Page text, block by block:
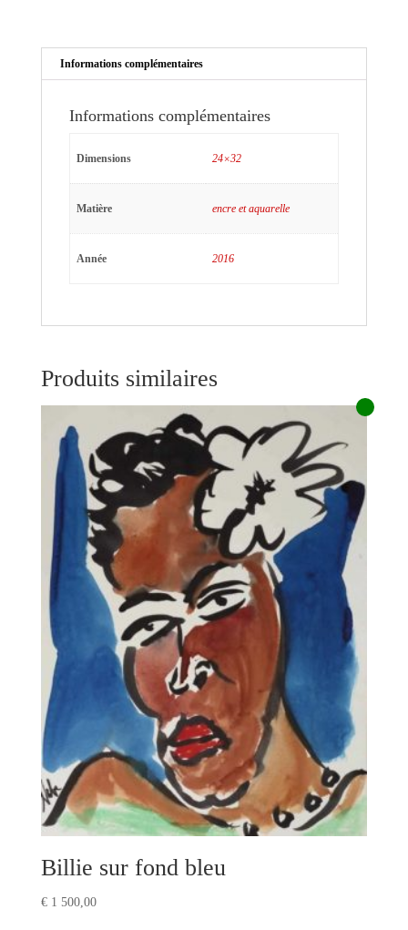
Informations complémentaires
Informations complémentaires
Dimensions 24×32
Matière encre et aquarelle
Année 2016
Produits similaires
Billie sur fond bleu
€1 500,00